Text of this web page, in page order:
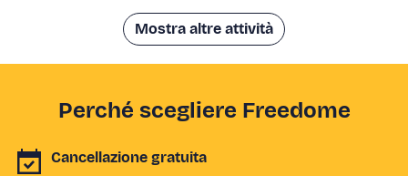
Mostra altre attività
Perché scegliere Freedome
Cancellazione gratuita